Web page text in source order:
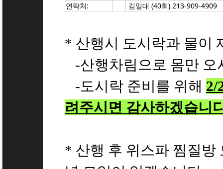
연락처:
김일대 (40회) 213-909-4909
* 산행시 도시락과 물이
-산행차림으로 몸만 오
-도시락 준비를 위해 2/
려주시면 감사하겠습니
* 산행 후 위스파 찜질방